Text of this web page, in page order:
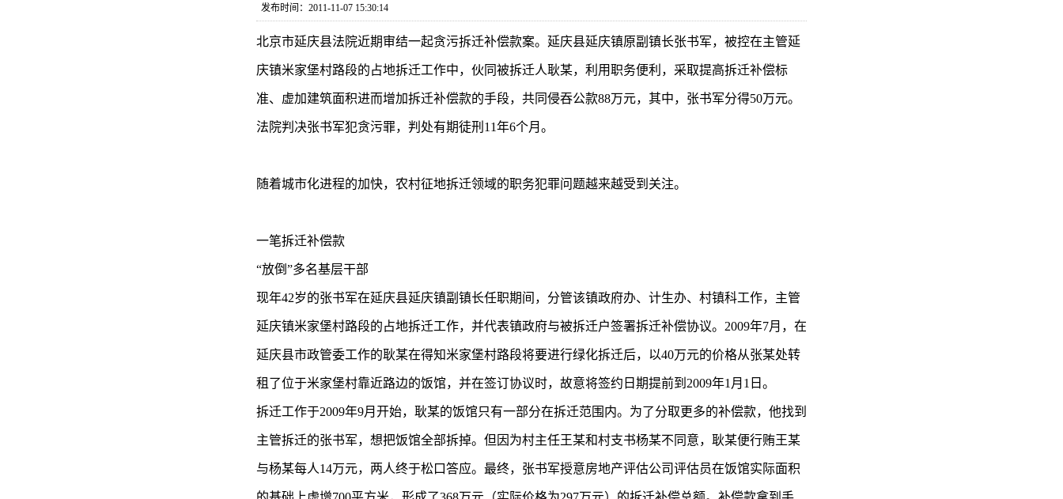
发布时间：2011-11-07 15:30:14
北京市延庆县法院近期审结一起贪污拆迁补偿款案。延庆县延庆镇原副镇长张书军，被控在主管延
庆镇米家堡村路段的占地拆迁工作中，伙同被拆迁人耿某，利用职务便利，采取提高拆迁补偿标
准、虚加建筑面积进而增加拆迁补偿款的手段，共同侵吞公款88万元，其中，张书军分得50万元。
法院判决张书军犯贪污罪，判处有期徒刑11年6个月。
随着城市化进程的加快，农村征地拆迁领域的职务犯罪问题越来越受到关注。
一笔拆迁补偿款
“放倒”多名基层干部
现年42岁的张书军在延庆县延庆镇副镇长任职期间，分管该镇政府办、计生办、村镇科工作，主管
延庆镇米家堡村路段的占地拆迁工作，并代表镇政府与被拆迁户签署拆迁补偿协议。2009年7月，在
延庆县市政管委工作的耿某在得知米家堡村路段将要进行绿化拆迁后，以40万元的价格从张某处转
租了位于米家堡村靠近路边的饭馆，并在签订协议时，故意将签约日期提前到2009年1月1日。
拆迁工作于2009年9月开始，耿某的饭馆只有一部分在拆迁范围内。为了分取更多的补偿款，他找到
主管拆迁的张书军，想把饭馆全部拆掉。但因为村主任王某和村支书杨某不同意，耿某便行贿王某
与杨某每人14万元，两人终于松口答应。最终，张书军授意房地产评估公司评估员在饭馆实际面积